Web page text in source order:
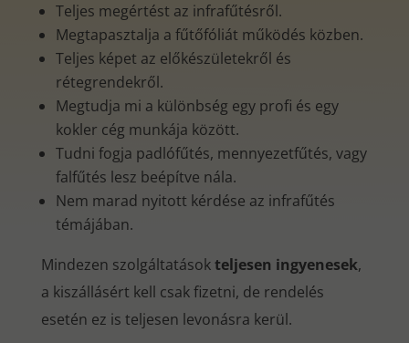
Teljes megértést az infrafűtésről.
Megtapasztalja a fűtőfóliát működés közben.
Teljes képet az előkészületekről és
rétegrendekről.
Megtudja mi a különbség egy profi és egy
kokler cég munkája között.
Tudni fogja padlófűtés, mennyezetfűtés, vagy
falfűtés lesz beépítve nála.
Nem marad nyitott kérdése az infrafűtés
témájában.
Mindezen szolgáltatásokteljesen ingyenesek,
a kiszállásért kell csak fizetni, de rendelés
esetén ez is teljesen levonásra kerül.